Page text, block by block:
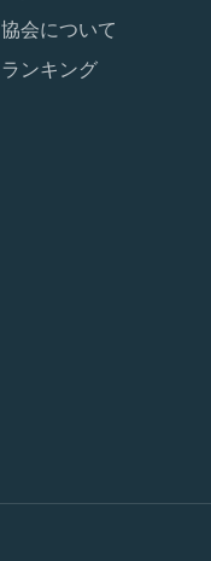
協会について
ランキング